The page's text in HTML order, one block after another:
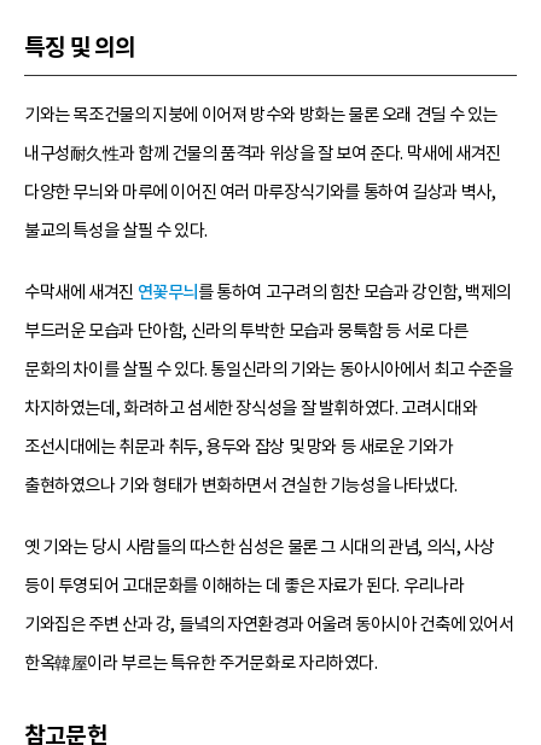
특징 및 의의
기와는 목조건물의 지붕에 이어져 방수와 방화는 물론 오래 견딜 수 있는
내구성耐久性과 함께 건물의 품격과 위상을 잘 보여 준다. 막새에 새겨진
다양한 무늬와 마루에 이어진 여러 마루장식기와를 통하여 길상과 벽사,
불교의 특성을 살필 수 있다.
수막새에 새겨진 연꽃무늬 를 통하여 고구려의 힘찬 모습과 강인함, 백제의
부드러운 모습과 단아함, 신라의 투박한 모습과 뭉툭함 등 서로 다른
문화의 차이를 살필 수 있다. 통일신라의 기와는 동아시아에서 최고 수준을
차지하였는데, 화려하고 섬세한 장식성을 잘 발휘하였다. 고려시대와
조선시대에는 취문과 취두, 용두와 잡상 및 망와 등 새로운 기와가
출현하였으나 기와 형태가 변화하면서 견실한 기능성을 나타냈다.
옛 기와는 당시 사람들의 따스한 심성은 물론 그 시대의 관념, 의식, 사상
등이 투영되어 고대문화를 이해하는 데 좋은 자료가 된다. 우리나라
기와집은 주변 산과 강, 들녘의 자연환경과 어울려 동아시아 건축에 있어서
한옥韓屋이라 부르는 특유한 주거문화로 자리하였다.
참고문헌